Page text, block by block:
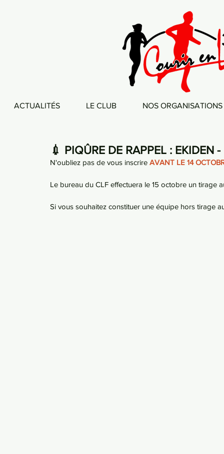
ACTUALITÉS LE CLUB NOS ORGANISATIONS
💉 PIQÛRE DE RAPPEL : EKIDEN
N'oubliez pas de vous inscrire AVANT LE 14
Le bureau du CLF effectuera le 15 octobre un tirage
Si vous souhaitez constituer une équipe hors tirage